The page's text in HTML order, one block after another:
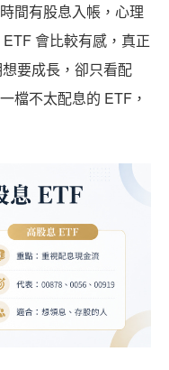
間有股息入帳，心理
會比較有感，真正
要成長，卻只看配
檔不太配息的 ETF，